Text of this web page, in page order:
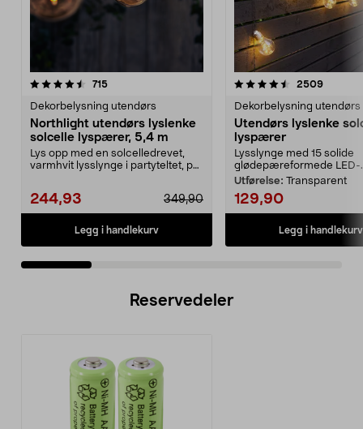
715anmeldelser
Dekorbelysning utendørs
Northlight utendørs lyslenke
solcelle lyspærer, 5,4 m
Lys opp med en solcelledrevet,
varmhvit lysslynge i partyteltet, på
244,93 349,90
Legg i handlekurv
4.5 av 5 stjerner 2509
Dekorbelysning utendørs
Utendørs lyslenke
lyspærer
Lysslynge med 15 solide
glødepæreformede LED-
Utførelse: Transparent
129,90
Legg i handlekurv
4.5 av 5 stjerner
Reservedeler